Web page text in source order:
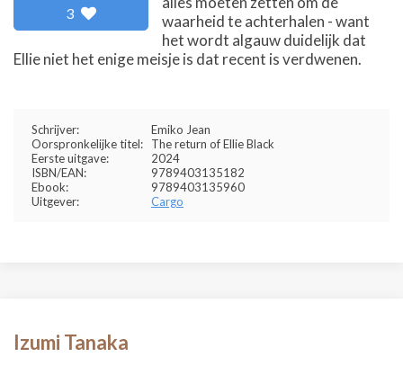
3
waarheid te achterhalen - want
het wordt algauw duidelijk dat
Ellie niet het enige meisje is dat recent is verdwenen.
Schrijver:
Emiko Jean
Oorspronkelijke titel:
The return of Ellie Black
Eerste uitgave:
2024
ISBN/EAN:
9789403135182
Ebook:
9789403135960
Uitgever:
Cargo
Izumi Tanaka